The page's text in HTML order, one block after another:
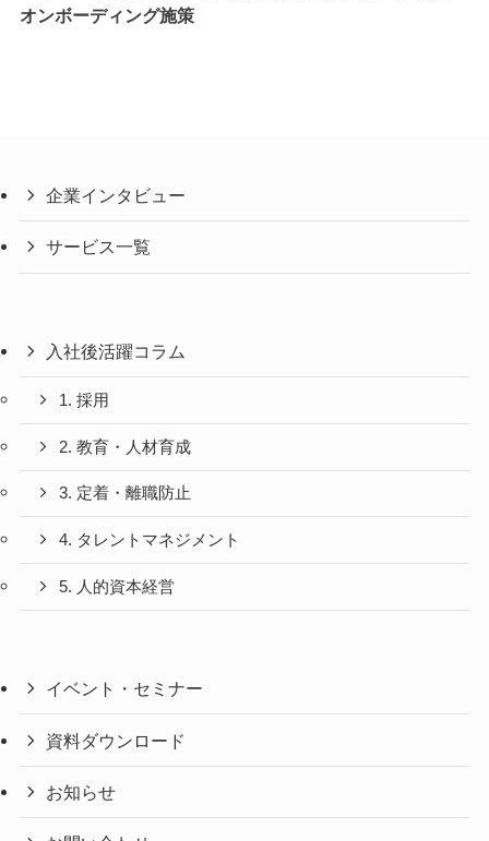
オンボーディング施策
企業インタビュー
サービス一覧
入社後活躍コラム
1. 採用
2. 教育・人材育成
3. 定着・離職防止
4. タレントマネジメント
5. 人的資本経営
イベント・セミナー
資料ダウンロード
お知らせ